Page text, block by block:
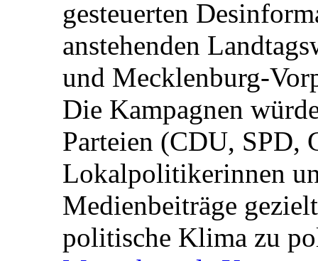
gesteuerten
anstehenden
und Mecklenburg-
Die Kampagnen
Parteien (CDU, SPD,
Lokalpolitikerinnen
Medienbeiträge
politische Klima zu